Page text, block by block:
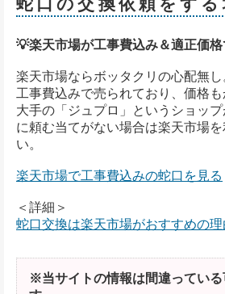
蛇口の交換依頼をする
💡楽天市場が工事費込み＆適正価
楽天市場ならボッタクリの心配無し
工事費込みで売られており、価格
大手の「ジュプロ」というショッ
に頼む当てがない場合は楽天市場
い。
楽天市場で工事費込みの蛇口を見る
＜詳細＞
蛇口交換は楽天市場がおすすめの理
※当サイトの情報は間違っている